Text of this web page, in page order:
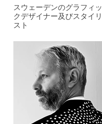
スウェーデンのグラフィッ
クデザイナー及びスタイリ
スト